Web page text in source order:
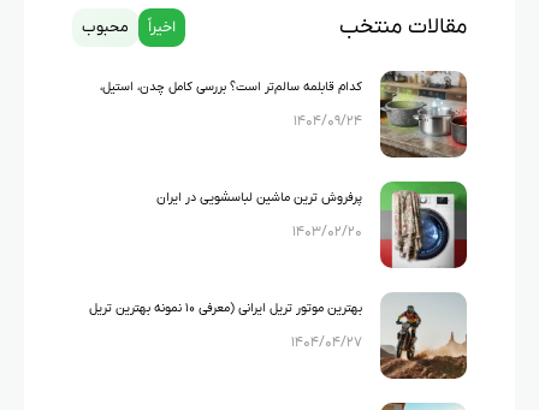
مقالات منتخب اخیراً محبوب
کدام قابلمه سالم‌تر است؟ بررسی کامل چدن، استیل،
گرانیت و تفلون
۱۴۰۴/۰۹/۲۴
پرفروش ترین ماشین لباسشویی در ایران
۱۴۰۳/۰۲/۲۰
بهترین موتور تریل ایرانی (معرفی ۱۰ نمونه بهترین تریل
های ایرانی)
۱۴۰۴/۰۴/۲۷